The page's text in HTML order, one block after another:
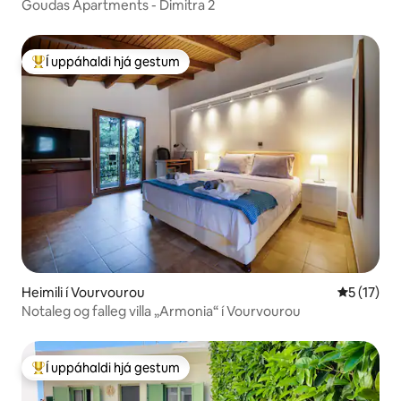
Goudas Apartments - Dimitra 2
Í mestu uppáhaldi hjá gestum
Í uppáhaldi hjá gestum
Heimili í Vourvourou 5 af 5 í
5 (17)
Notaleg og falleg villa „Armonia“ í Vourvourou
Í mestu uppáhaldi hjá gestum
Í uppáhaldi hjá gestum